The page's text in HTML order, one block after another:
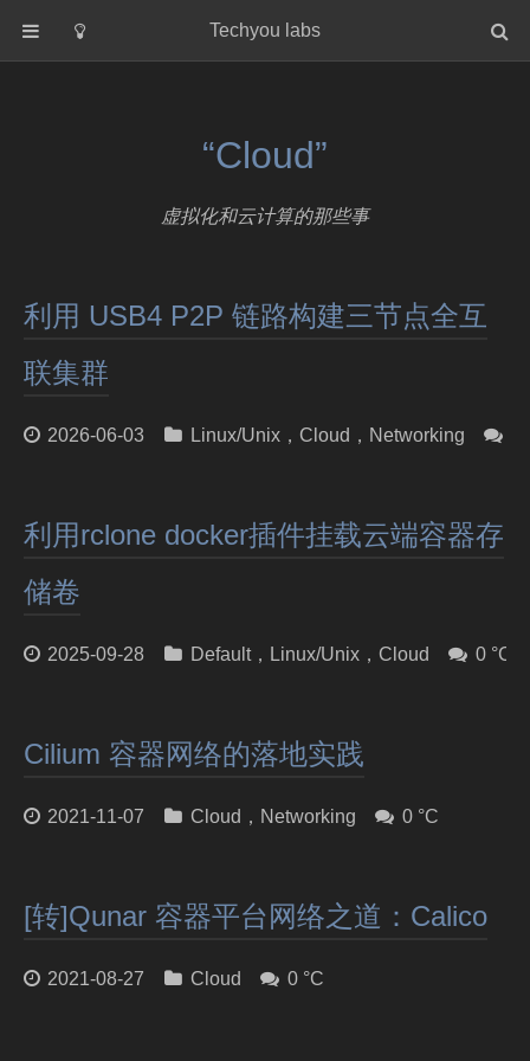
Techyou labs
Networking
Programming
关于作者
“Cloud”
虚拟化和云计算的那些事
利用 USB4 P2P 链路构建三节点全互
联集群
2026-06-03 Linux/Unix， Cloud ， Networking
利用rclone docker插件挂载云端容器存
储卷
2025-09-28 Default， Linux/Unix， Cloud 0 °C
Cilium 容器网络的落地实践
2021-11-07 Cloud ， Networking 0 °C
[转]Qunar 容器平台网络之道：Calico
2021-08-27 Cloud 0 °C